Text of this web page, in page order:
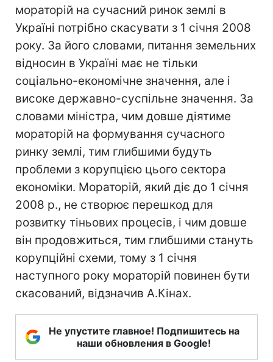
мораторій на сучасний ринок землі в
Україні потрібно скасувати з 1 січня 2008
року. За його словами, питання земельних
відносин в Україні має не тільки
соціально-економічне значення, але і
високе державно-суспільне значення. За
словами міністра, чим довше діятиме
мораторій на формування сучасного
ринку землі, тим глибшими будуть
проблеми з корупцією цього сектора
економіки. Мораторій, який діє до 1 січня
2008 р., не створює перешкод для
розвитку тіньових процесів, і чим довше
він продовжиться, тим глибшими стануть
корупційні схеми, тому з 1 січня
наступного року мораторій повинен бути
скасований, відзначив А.Кінах.
Не упустите главное! Подпишитесь на
наши обновления в Google!